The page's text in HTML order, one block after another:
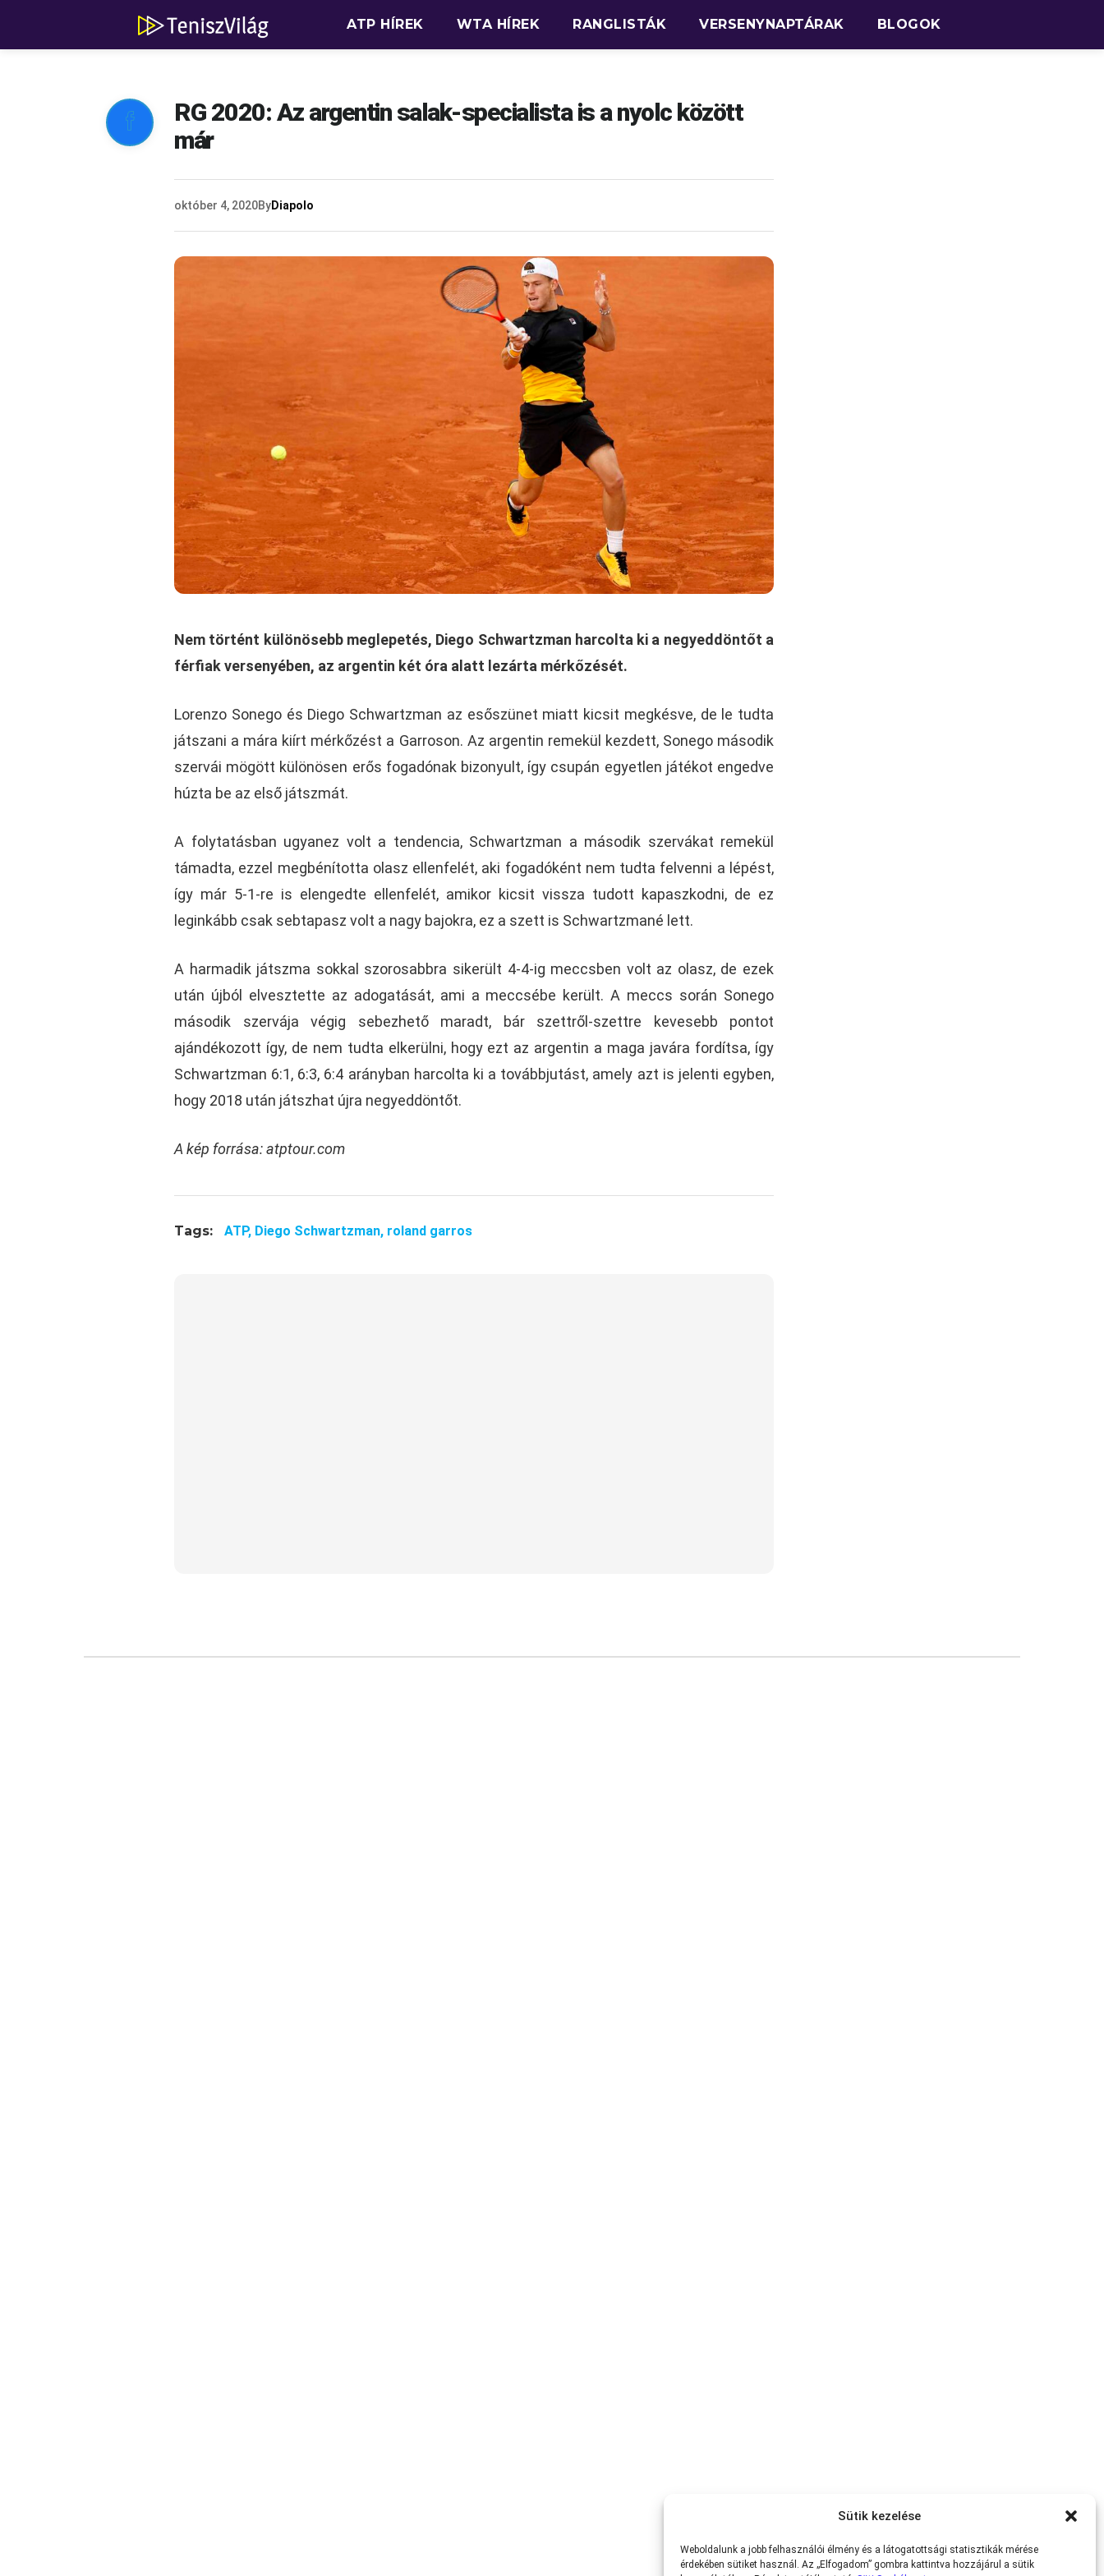
Sütik kezelése
Weboldalunk a jobb felhasználói élmény és a látogatottsági statisztikák mérése
érdekében sütiket használ. Az „Elfogadom” gombra kattintva hozzájárul a sütik
ATP HÍREK WTA HÍREK RANGLISTÁK VERSENYNAPTÁRAK BLOGOK

RG 2020: Az argentin salak-specialista is a nyolc között
már
október 4, 2020ByDiapolo
Nem történt különösebb meglepetés, Diego Schwartzman harcolta ki a negyeddöntőt a
férfiak versenyében, az argentin két óra alatt lezárta mérkőzését.
Lorenzo Sonego és Diego Schwartzman az esőszünet miatt kicsit megkésve, de le tudta
játszani a mára kiírt mérkőzést a Garroson. Az argentin remekül kezdett, Sonego második
szervái mögött különösen erős fogadónak bizonyult, így csupán egyetlen játékot engedve
húzta be az első játszmát.
A folytatásban ugyanez volt a tendencia, Schwartzman a második szervákat remekül
támadta, ezzel megbénította olasz ellenfelét, aki fogadóként nem tudta felvenni a lépést,
így már 5-1-re is elengedte ellenfelét, amikor kicsit vissza tudott kapaszkodni, de ez
leginkább csak sebtapasz volt a nagy bajokra, ez a szett is Schwartzmané lett.
A harmadik játszma sokkal szorosabbra sikerült 4-4-ig meccsben volt az olasz, de ezek
után újból elvesztette az adogatását, ami a meccsébe került. A meccs során Sonego
második szervája végig sebezhető maradt, bár szettről-szettre kevesebb pontot
ajándékozott így, de nem tudta elkerülni, hogy ezt az argentin a maga javára fordítsa, így
Schwartzman 6:1, 6:3, 6:4 arányban harcolta ki a továbbjutást, amely azt is jelenti egyben,
hogy 2018 után játszhat újra negyeddöntőt.
A kép forrása: atptour.com
Tags: ATP, Diego Schwartzman, roland garros